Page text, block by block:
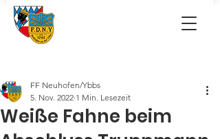
Weiße Fahne beim
FF Neuhofen/Ybbs
5. Nov. 2022 1 Min. Lesezeit